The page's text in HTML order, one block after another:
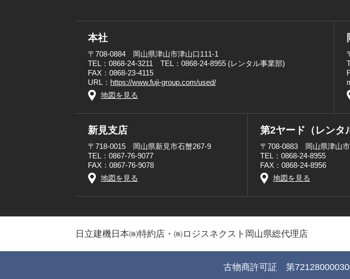
本社
〒708-0884 岡山県津山市津山口111-1
TEL：0868-24-3211 TEL：0868-24-8955 (レンタル事業部)
FAX：0868-23-4115
URL： https://www.fuji-group.com/used/
地図を見る
新見支店
〒718-0015 岡山県新見市石蟹267-9
TEL：0867-76-9077
FAX：0867-76-9078
地図を見る
第2ヤード（レンタ
〒708-0883 岡山県津山
TEL：0868-24-8955
FAX：0868-24-8956
地図を見る
日立建機日本㈱特約店・㈱ロジスネクスト岡山県総代理店
古物商許可証 第